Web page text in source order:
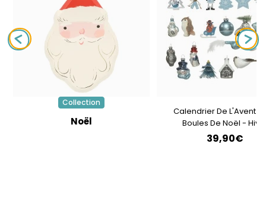
Collection
Noël
Calendrier De L'Avent
Boules De Noël -
39,90€